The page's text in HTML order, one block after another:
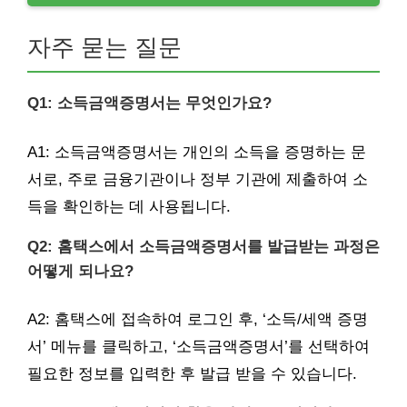
자주 묻는 질문
Q1: 소득금액증명서는 무엇인가요?
A1: 소득금액증명서는 개인의 소득을 증명하는 문
서로, 주로 금융기관이나 정부 기관에 제출하여 소
득을 확인하는 데 사용됩니다.
Q2: 홈택스에서 소득금액증명서를 발급받는 과정은
어떻게 되나요?
A2: 홈택스에 접속하여 로그인 후, ‘소득/세액 증명
서’ 메뉴를 클릭하고, ‘소득금액증명서’를 선택하여
필요한 정보를 입력한 후 발급 받을 수 있습니다.